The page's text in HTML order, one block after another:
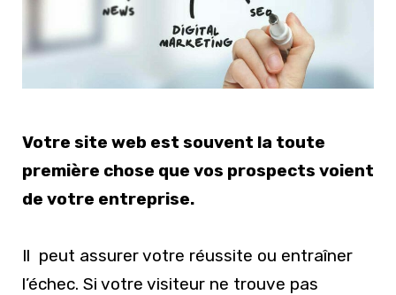
Votre site web est souvent la toute
première chose que vos prospects voient
de votre entreprise.
Il peut assurer votre réussite ou entraîner
l’échec. Si votre visiteur ne trouve pas